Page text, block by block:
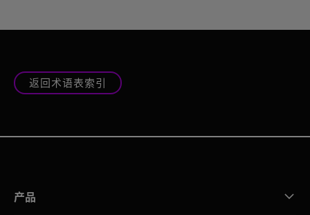
返回术语表索引
产品